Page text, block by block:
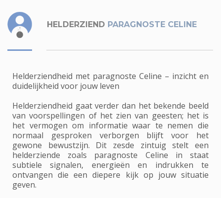
HELDERZIEND PARAGNOSTE CELINE
Helderziendheid met paragnoste Celine – inzicht en
duidelijkheid voor jouw leven
Helderziendheid gaat verder dan het bekende beeld
van voorspellingen of het zien van geesten; het is
het vermogen om informatie waar te nemen die
normaal gesproken verborgen blijft voor het
gewone bewustzijn. Dit zesde zintuig stelt een
helderziende zoals paragnoste Celine in staat
subtiele signalen, energieën en indrukken te
ontvangen die een diepere kijk op jouw situatie
geven.